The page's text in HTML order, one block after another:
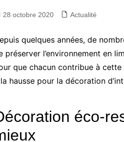
28 octobre 2020 Actualité
quelques années, de
préserver l’environnement en
que chacun contribue à
hausse pour la décoration
éco-